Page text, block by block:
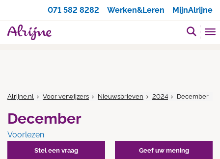
071 582 8282
Werken&Leren MijnAlrijne
Alrijne.nl Voor verwijzers Nieuwsbrieven 2024 December
December
Voorlezen
Stel een vraag Geef uw mening